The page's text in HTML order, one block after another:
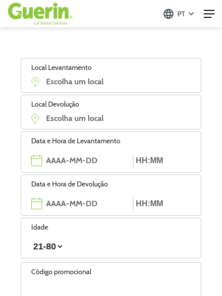
PT
Local Levantamento
Local Devolução
Data e Hora de Levantamento
Data e Hora de Devolução
Idade
Código promocional